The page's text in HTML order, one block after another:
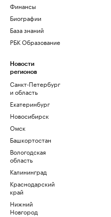
Финансы
Биографии
База знаний
РБК Образование
Новости
регионов
Санкт-Петербург
и область
Екатеринбург
Новосибирск
Омск
Башкортостан
Вологодская
область
Калининград
Краснодарский
край
Нижний
Новгород